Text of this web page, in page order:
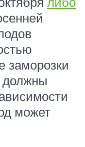
заморозки
должны
может